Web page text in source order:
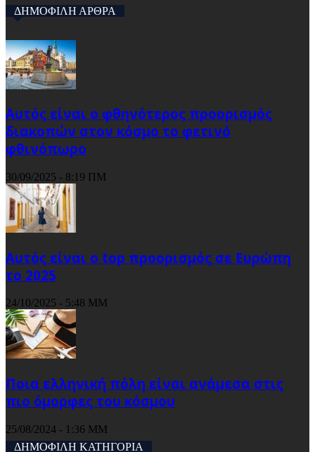
ΔΗΜΟΦΙΛΗ ΑΡΘΡΑ
Αυτός είναι ο φθηνότερος προορισμός
διακοπών στον κόσμο το φετινό
φθινόπωρο
30/09/2025 - 8:19 ΠΜ
Αυτός είναι ο top προορισμός σε Ευρώπη
το 2025
24/10/2025 - 5:48 ΜΜ
Ποια ελληνική πόλη είναι ανάμεσα στις
πιο όμορφες του κόσμου
25/08/2024 - 1:36 ΜΜ
ΔΗΜΟΦΙΛΗ ΚΑΤΗΓΟΡΙΑ